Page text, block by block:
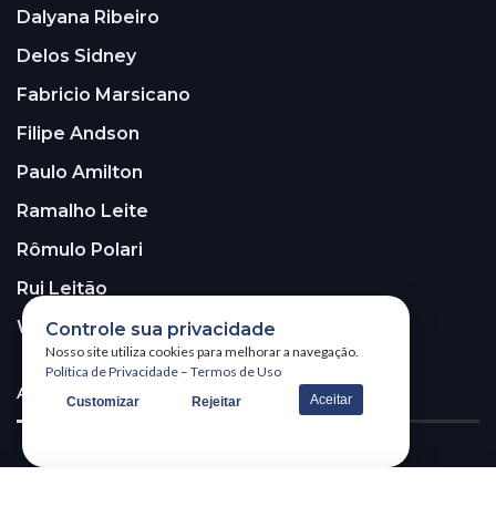
Dalyana Ribeiro
Delos Sidney
Fabricio Marsicano
Filipe Andson
Paulo Amilton
Ramalho Leite
Rômulo Polari
Rui Leitão
Walter Santos
ASSINE A NOSSA NEWSLETTER!
Controle sua privacidade
Nosso site utiliza cookies para melhorar a navegação.
Política de Privacidade – Termos de Uso
Customizar Rejeitar Aceitar